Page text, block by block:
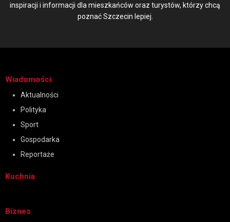
inspiracji i informacji dla mieszkańców oraz turystów, którzy chcą
poznać Szczecin lepiej.
Wiadomości
Aktualności
Polityka
Sport
Gospodarka
Reportaże
Kuchnia
Biznes